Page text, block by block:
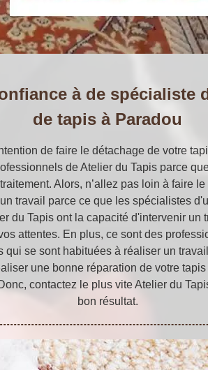
à de spécialiste
de tapis à Paradou
de faire le détachage de votre
de Atelier du Tapis parce
Alors, n’allez pas loin à faire
travail parce ce que les spécialistes
du Tapis ont la capacité d'intervenir un
attentes. En plus, ce sont des
qui se sont habituées à réaliser un
une bonne réparation de votre
contactez le plus vite Atelier du
bon résultat.